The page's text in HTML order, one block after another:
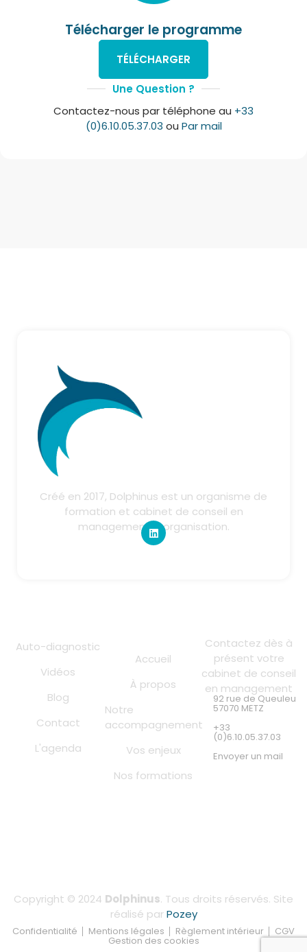
Télécharger le programme
TÉLÉCHARGER
Une Question ?
Contactez-nous par téléphone au +33
(0)6.10.05.37.03 ou Par mail
Créé en 2017, Dolphinus est un organisme de
formation et cabinet de conseil en
management & organisation.
Auto-diagnostic
Vidéos
Blog
Contact
L'agenda
Accueil
À propos
Notre
accompagnement
Vos enjeux
Nos formations
Contactez dès à
présent votre
cabinet de conseil
en management
92 rue de Queuleu
57070 METZ
+33
(0)6.10.05.37.03
Envoyer un mail
Copyright © 2024 Dolphinus. Tous droits réservés. Site
réalisé parPozey
Confidentialité Mentions légales Règlement intérieur CGV
Gestion des cookies